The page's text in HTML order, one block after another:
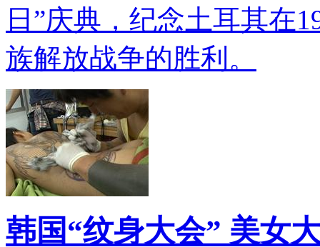
日”庆典，纪念土耳其在
族解放战争的胜利。
韩国“纹身大会” 美女